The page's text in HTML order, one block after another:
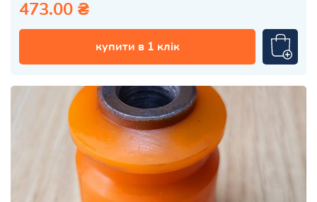
473.00 ₴
купити в 1 клік